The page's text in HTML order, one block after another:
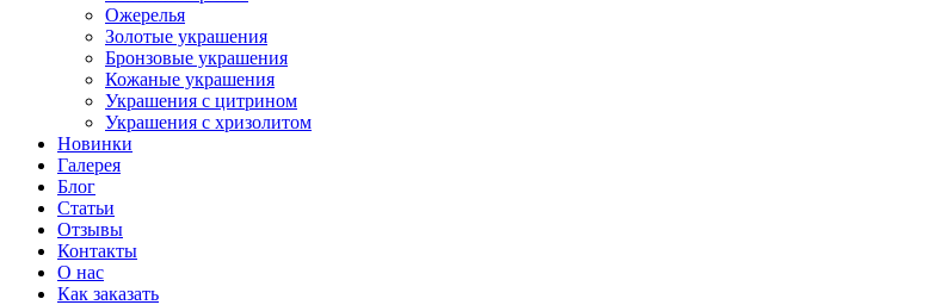
Ожерелья
Золотые украшения
Бронзовые украшения
Кожаные украшения
Украшения с цитрином
Украшения с хризолитом
Новинки
Галерея
Блог
Статьи
Отзывы
Контакты
О нас
Как заказать